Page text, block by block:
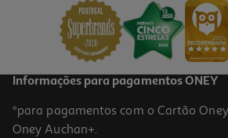
PVP de editor
13,28 €
Informações para pagamentos ONEY
*para pagamentos com o Cartão
Oney Auchan+.